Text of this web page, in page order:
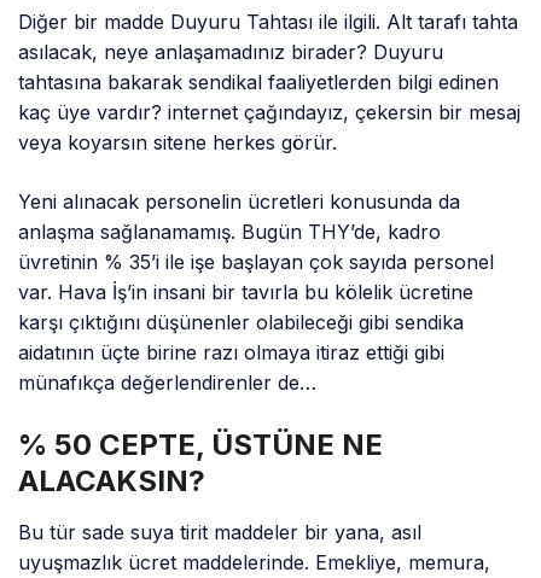
Diğer bir madde Duyuru Tahtası ile ilgili. Alt tarafı tahta
asılacak, neye anlaşamadınız birader? Duyuru
tahtasına bakarak sendikal faaliyetlerden bilgi edinen
kaç üye vardır? internet çağındayız, çekersin bir mesaj
veya koyarsın sitene herkes görür.
Yeni alınacak personelin ücretleri konusunda da
anlaşma sağlanamamış. Bugün THY’de, kadro
üvretinin % 35’i ile işe başlayan çok sayıda personel
var. Hava İş’in insani bir tavırla bu kölelik ücretine
karşı çıktığını düşünenler olabileceği gibi sendika
aidatının üçte birine razı olmaya itiraz ettiği gibi
münafıkça değerlendirenler de…
% 50 CEPTE, ÜSTÜNE NE
ALACAKSIN?
Bu tür sade suya tirit maddeler bir yana, asıl
uyuşmazlık ücret maddelerinde. Emekliye, memura,